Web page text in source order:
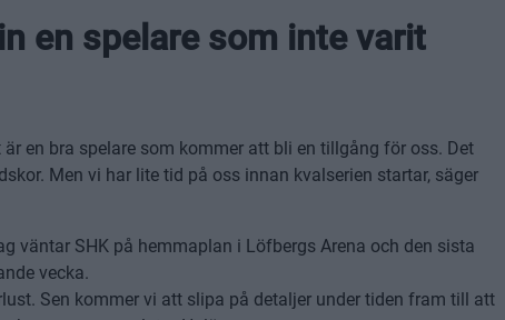
en spelare som inte varit
en bra spelare som kommer att bli en tillgång för oss. Det
Men vi har lite tid på oss innan kvalserien startar, säger
väntar SHK på hemmaplan i Löfbergs Arena och den sista
vecka.
Sen kommer vi att slipa på detaljer under tiden fram till att